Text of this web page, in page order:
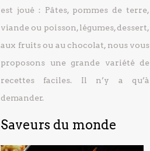
est joué : Pâtes, pommes de terre,
viande ou poisson, légumes, dessert,
aux fruits ou au chocolat, nous vous
proposons une grande variété de
recettes faciles. Il n’y a qu’à
demander.
Saveurs du monde